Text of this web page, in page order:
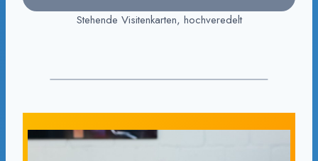
Stehende Visitenkarten, hochveredelt